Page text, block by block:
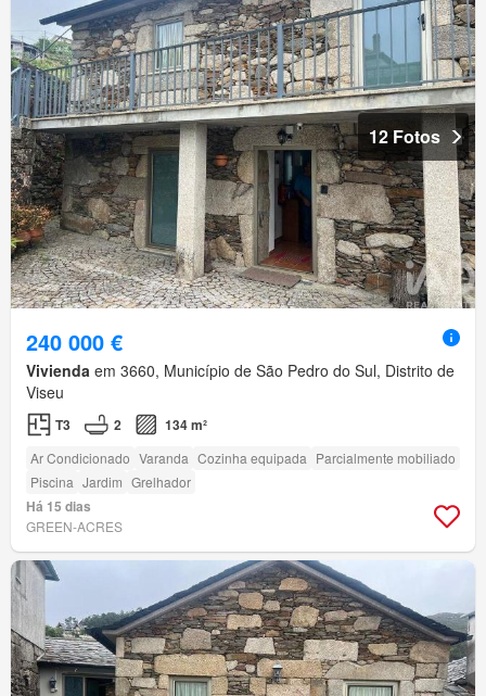
12 Fotos
240 000 €
Vivienda em 3660, Município de São Pedro do Sul, Distrito de
Viseu
T3 2 134 m²
Ar Condicionado Varanda Cozinha equipada Parcialmente mobiliado
Piscina Jardim Grelhador
Há 15 dias
GREEN-ACRES